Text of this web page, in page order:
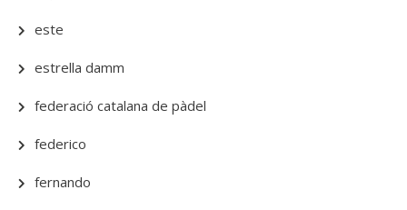
este
estrella damm
federació catalana de pàdel
federico
fernando